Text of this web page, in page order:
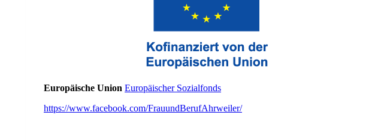
Europäische Union Europäischer Sozialfonds
https://www.facebook.com/FrauundBerufAhrweiler/